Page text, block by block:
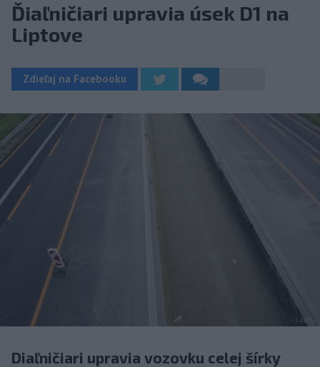
Ďiaľničiari upravia úsek D1 na
Liptove
Zdieľaj na Facebooku
Diaľničiari upravia vozovku celej šírky